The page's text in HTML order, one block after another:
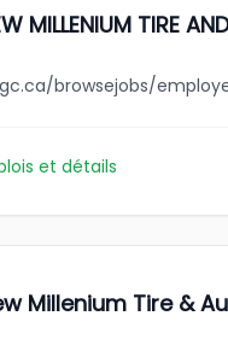
MILLENIUM TIRE
et détails
Millenium Tire &